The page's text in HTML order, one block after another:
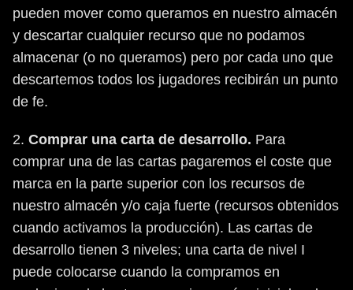
pueden mover como queramos en nuestro almacén
y descartar cualquier recurso que no podamos
almacenar (o no queramos) pero por cada uno que
descartemos todos los jugadores recibirán un punto
de fe.
2. Comprar una carta de desarrollo. Para
comprar una de las cartas pagaremos el coste que
marca en la parte superior con los recursos de
nuestro almacén y/o caja fuerte (recursos obtenidos
cuando activamos la producción). Las cartas de
desarrollo tienen 3 niveles; una carta de nivel I
puede colocarse cuando la compramos en